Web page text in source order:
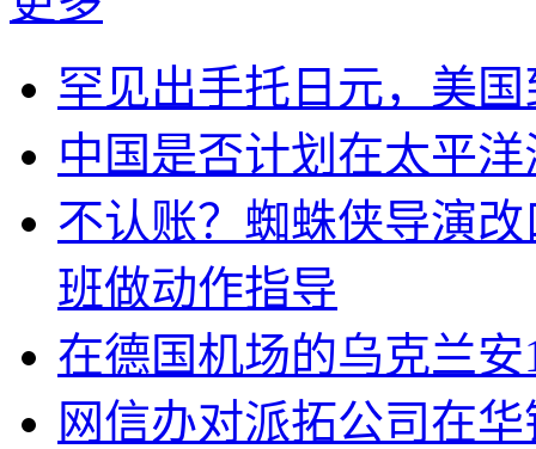
罕见出手托日元，美
中国是否计划在太平
不认账？蜘蛛侠导演
班做动作指导
在德国机场的乌克兰
网信办对派拓公司在